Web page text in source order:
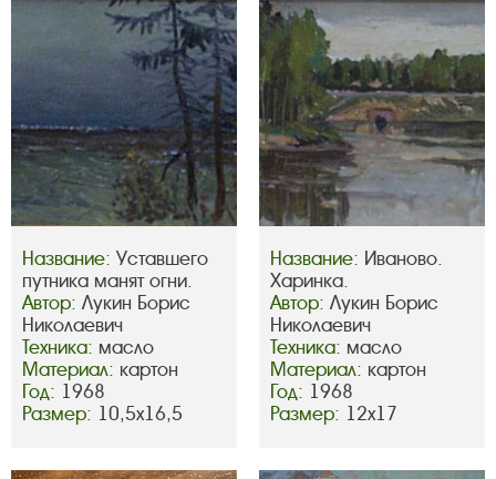
Название: Уставшего
путника манят огни.
Автор: Лукин Борис
Николаевич
Техника: масло
Материал: картон
Год: 1968
Размер: 10,5х16,5
Название: Иваново.
Харинка.
Автор: Лукин Борис
Николаевич
Техника: масло
Материал: картон
Год: 1968
Размер: 12х17